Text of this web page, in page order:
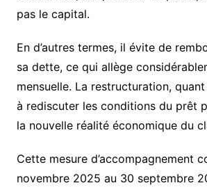
pas le capital.
En d’autres termes, il évite de
sa dette, ce qui allège
mensuelle. La restructuration,
à rediscuter les conditions du prêt
la nouvelle réalité économique du
Cette mesure d’accompagnement
novembre 2025 au 30 septembre